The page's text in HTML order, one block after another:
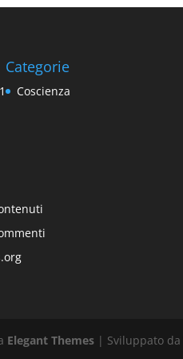
Categorie
Coscienza
Elegant Themes | Sviluppato